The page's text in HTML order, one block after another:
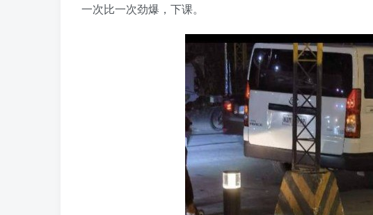
一次比一次劲爆，下课。